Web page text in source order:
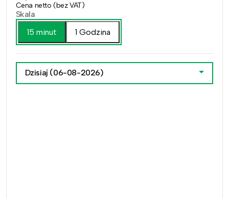
Cena netto (bez VAT)
Skala
15 minut
1 Godzina
Dzisiaj (06-08-2026)